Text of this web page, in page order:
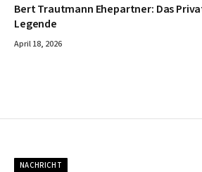
Bert Trautmann Ehepartner: Das
Legende
April 18, 2026
NACHRICHT